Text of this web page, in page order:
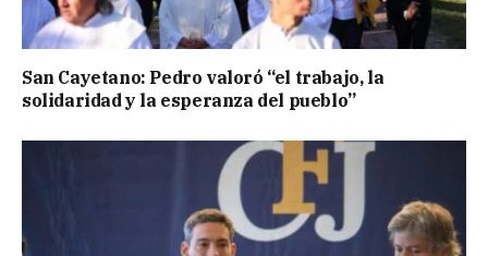
San Cayetano: Pedro valoró “el trabajo, la
solidaridad y la esperanza del pueblo”